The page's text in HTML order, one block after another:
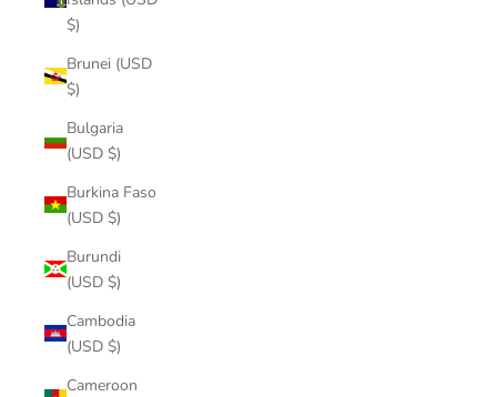
$)
Brunei (USD
$)
Bulgaria
(USD $)
Burkina Faso
(USD $)
Burundi
(USD $)
Cambodia
(USD $)
Cameroon